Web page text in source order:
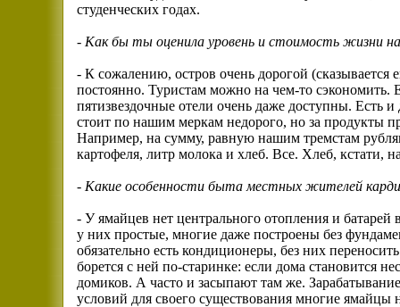
студенческих годах.
- Как бы ты оценила уровень и стоимость жизни
- К сожалению, остров очень дорогой (сказывается
постоянно. Туристам можно на чем-то сэкономить.
пятизвездочные отели очень даже доступны. Есть
стоит по нашим меркам недорого, но за продукты
Например, на сумму, равную нашим тремстам
картофеля, литр молока и хлеб. Все. Хлеб, кстати,
- Какие особенности быта местных жителей
- У ямайцев нет центрального отопления и
у них простые, многие даже построены без
обязательно есть кондиционеры, без них
борется с ней по-старинке: если дома становится
домиков. А часто и засыпают там же.
условий для своего существования многие ямайцы